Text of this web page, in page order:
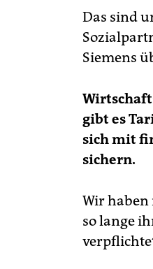
Das sind
Siemens
gibt es
sich mit
sichern.
Wir haben
so lange